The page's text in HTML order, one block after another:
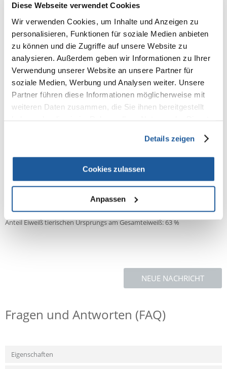
Diese Webseite verwendet Cookies
Wir verwenden Cookies, um Inhalte und Anzeigen zu
personalisieren, Funktionen für soziale Medien anbieten
zu können und die Zugriffe auf unsere Website zu
analysieren. Außerdem geben wir Informationen zu Ihrer
Verwendung unserer Website an unsere Partner für
soziale Medien, Werbung und Analysen weiter. Unsere
Partner führen diese Informationen möglicherweise mit
weiteren Daten zusammen, die Sie ihnen bereitgestellt
Details zeigen
Cookies zulassen
Anpassen
Fett) bei gleichzeitig erhöhtem Gehalt an Ballaststoffen (6,5 % Rohfaser)
verringert die Gefahr, dass ältere Hunde mit naturgemäß geringerer
Aktivität an Körpergewicht zunehmen.
verzögerte Zell-Alterung durch hohe Gehalte an Vitaminen &
Spurenelementen
mit Mannanen & Glucanen zur Stabilisierung der Darmflora und
Immunabwehr
mit Kolostrum, das die Abwehrkräfte des Hundes stärkt
Frisches Geflügel (20 %), Reis (18 %), Gerste, Mais, Geflügelfleischmehl,
Mannanoligosaccharide, 0,06 % ß-Glucane), Kolostrum (0,3 %),
Kaliumchlorid, Grünlippmuschelextrakt (0,2 %), Natriumchlorid,
Chicorée (getrocknet).
Fleischanteil bzw. Anteil Eiweißträger tierischen Ursprungs 32,3 %
Anteil Eiweiß tierischen Ursprungs am Gesamteiweiß: 63 %
NEUE NACHRICHT
Fragen und Antworten (FAQ)
Eigenschaften